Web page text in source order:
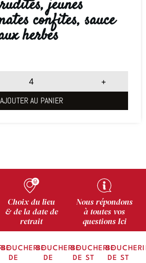
jeunes
confites, sauce
herbes
+
AJOUTER AU PANIER
Choix du lieu
& de la date de
retrait
Nous répondons
à toutes vos
questions Ici
BOUCHERIE
DE
BOUCHERIE
DE
BOUCHERIE
DE ST
DE ST